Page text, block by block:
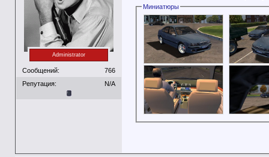
Administrator
Сообщений:
766
Репутация:
N/A
Миниатюры